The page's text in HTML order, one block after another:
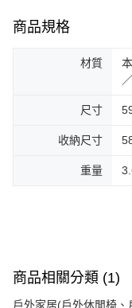
商品規格
材質
尺寸
收納尺寸
重量
商品相關分類 (1)
戶外家居(戶外休閒椅、